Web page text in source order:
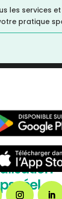
les services
pratique